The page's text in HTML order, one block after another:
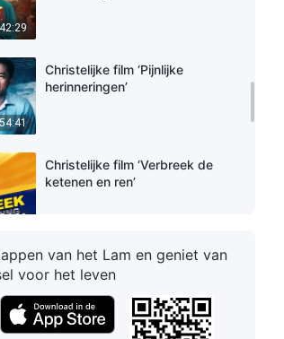
Christelijke film ‘Pijnlijke
herinneringen’
Christelijke film ‘Verbreek de
ketenen en ren’
Evangelie film met Nederlandse
ondertiteling ‘Mijn droom van het
hemelse koninkrijk’
van het Lam en geniet van
voor het leven